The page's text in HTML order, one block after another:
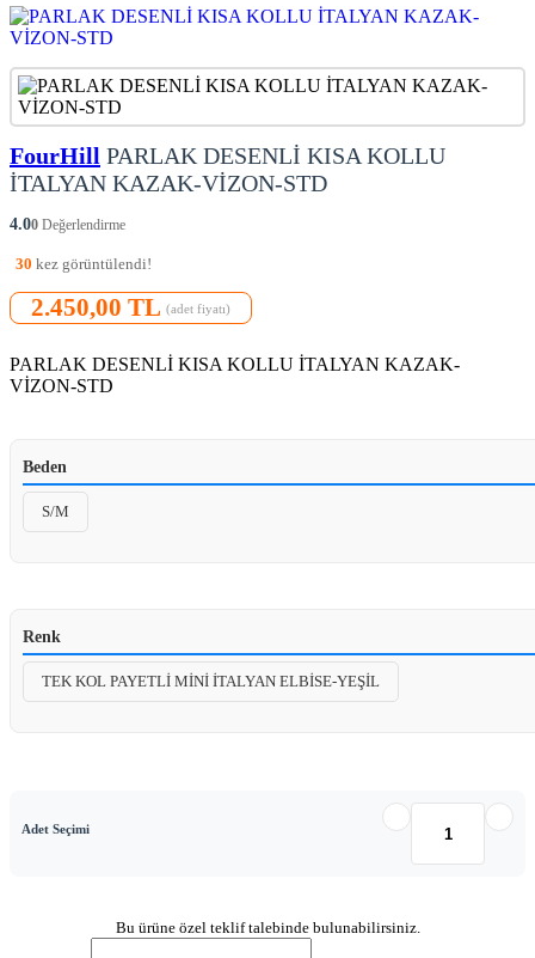
FourHill PARLAK DESENLİ KISA KOLLU
İTALYAN KAZAK-VİZON-STD
4.00 Değerlendirme
30 kez görüntülendi!
2.450,00 TL (adet fiyatı)
PARLAK DESENLİ KISA KOLLU İTALYAN KAZAK-
VİZON-STD
Beden
S/M
Renk
TEK KOL PAYETLİ MİNİ İTALYAN ELBİSE-YEŞİL
Adet Seçimi
Bu ürüne özel teklif talebinde bulunabilirsiniz.